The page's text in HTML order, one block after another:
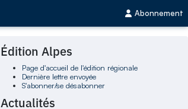
Abonnement
Édition Alpes
Page d'accueil de l'édition régionale
Dernière lettre envoyée
S'abonner/se désabonner
Actualités